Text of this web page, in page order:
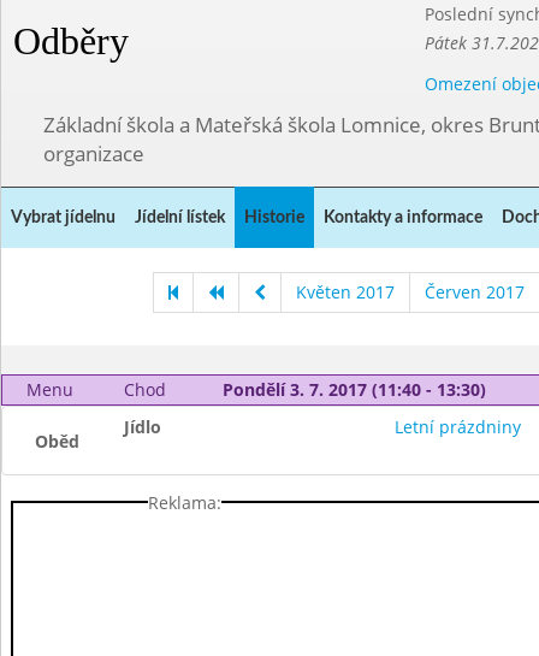
Odběry
Poslední
Pátek
Omezení
Základní škola a Mateřská škola Lomnice, okres
organizace
Vybrat jídelnu Jídelní lístek Historie Kontakty a informace
Květen 2017 Červen 2017
Menu Chod Pondělí 3. 7. 2017 (11:40 - 13:30)
Oběd
Jídlo Letní prázdniny
Reklama: